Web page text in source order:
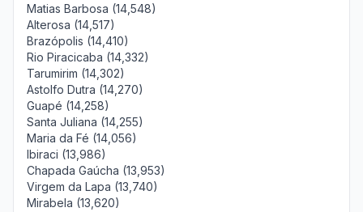
Matias Barbosa (14,548)
Alterosa (14,517)
Brazópolis (14,410)
Rio Piracicaba (14,332)
Tarumirim (14,302)
Astolfo Dutra (14,270)
Guapé (14,258)
Santa Juliana (14,255)
Maria da Fé (14,056)
Ibiraci (13,986)
Chapada Gaúcha (13,953)
Virgem da Lapa (13,740)
Mirabela (13,620)